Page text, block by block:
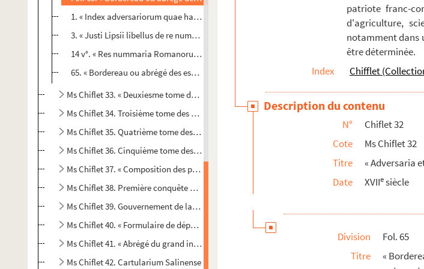
1. « Index adversariorum quae habentur in hoc tomo circa notitiam numismatis antiqui », de la
3. « Justi Lipsii libellus de re nummaria »
14 v°. « Res nummaria Romanorum ». Placard à 3 col., imprimé
65. « Bordereau ou abrégé des espèces de monnoye romaines et grecques réduites les unes aux
Ms Chiflet 33. « Deuxiesme tome des Recès et papiers concernans les Estats généraux du comté
Ms Chiflet 34. Troisième tome des « Recès et papiers concernant les Estats généraux du comté de
Ms Chiflet 35. Quatrième tome des « Recès des Estats de la Franche-Comté de Bourgongne »,
Ms Chiflet 36. Cinquième tome des « Recès et papiers des Estats généraux de la Franche-Comté
Ms Chiflet 37. « Composition des papiers concernans les Estats de la comté de Bourgongne »
Ms Chiflet 38. Première conquête de la Franche-Comté par la France et situation de la province
Ms Chiflet 39. Gouvernement de la Franche-Comté et négociations avec les Suisses pour assurer
Ms Chiflet 40. « Formulaire de dépesches concernans la comté de Bourgongne, commencé par
Ms Chiflet 41. « Abrégé du grand inventaire des chartes du comté de Bourgongne, raccourci par
Ms Chiflet 42. Cartularium Salinense
patriote franc-
d'agriculture,
notamment dans
être déterminée.
Index
Chifflet
Description du contenu
N°
Chiflet 32
Cote
Ms Chiflet 32
Titre
« Adversaria
Date
XVIIesiècle
Division
Fol. 65
Titre
«